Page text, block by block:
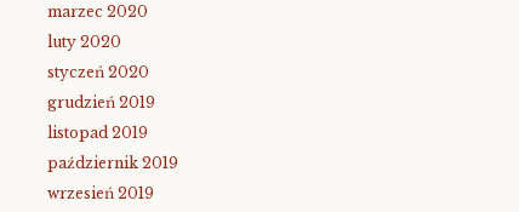
marzec 2020
luty 2020
styczeń 2020
grudzień 2019
listopad 2019
październik 2019
wrzesień 2019